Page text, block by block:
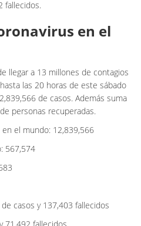
fallecidos.
en el
llegar a 13 millones de contagios
las 20 horas de este sábado
de casos. Además suma
personas recuperadas.
el mundo: 12,839,566
567,574
casos y 137,403 fallecidos